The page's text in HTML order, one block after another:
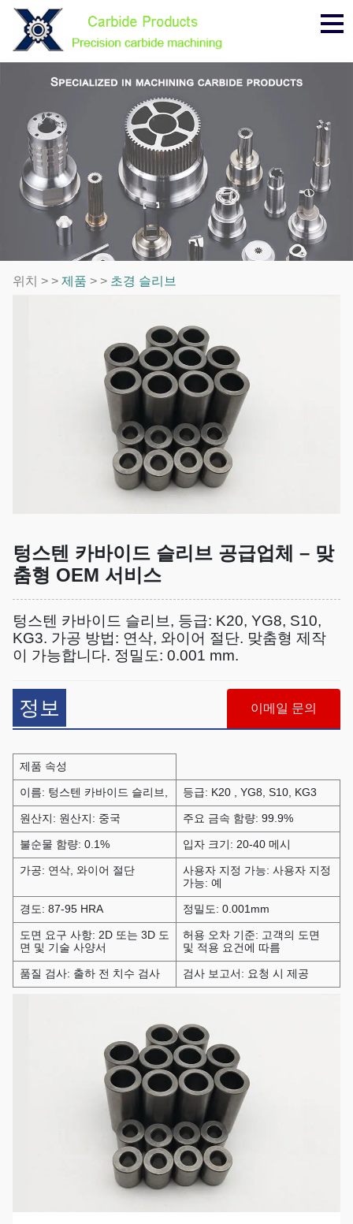
메
뉴
위치 > > 제품 > > 초경 슬리브
텅스텐 카바이드 슬리브 공급업체 – 맞
춤형 OEM 서비스
텅스텐 카바이드 슬리브, 등급: K20, YG8, S10,
KG3. 가공 방법: 연삭, 와이어 절단. 맞춤형 제작
이 가능합니다. 정밀도: 0.001 mm.
정보 이메일 문의
제품 속성
이름: 텅스텐 카바이드 슬리브, 등급: K20 , YG8, S10, KG3
원산지: 원산지: 중국 주요 금속 함량: 99.9%
불순물 함량: 0.1% 입자 크기: 20-40 메시
가공: 연삭, 와이어 절단
사용자 지정 가능: 사용자 지정
가능: 예
경도: 87-95 HRA 정밀도: 0.001mm
도면 요구 사항: 2D 또는 3D 도
면 및 기술 사양서
허용 오차 기준: 고객의 도면
및 적용 요건에 따름
품질 검사: 출하 전 치수 검사 검사 보고서: 요청 시 제공